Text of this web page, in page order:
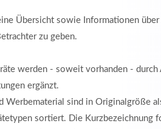
Übersicht sowie Informationen
zu geben.
werden - soweit vorhanden -
ergänzt.
Werbematerial sind in Originalgröße
sortiert. Die Kurzbezeichnung